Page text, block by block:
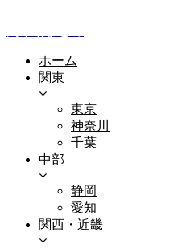
ホーム
関東
東京
神奈川
千葉
中部
静岡
愛知
関西・近畿